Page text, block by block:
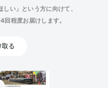
しい」という方に向けて、
程度お届けします。
取る